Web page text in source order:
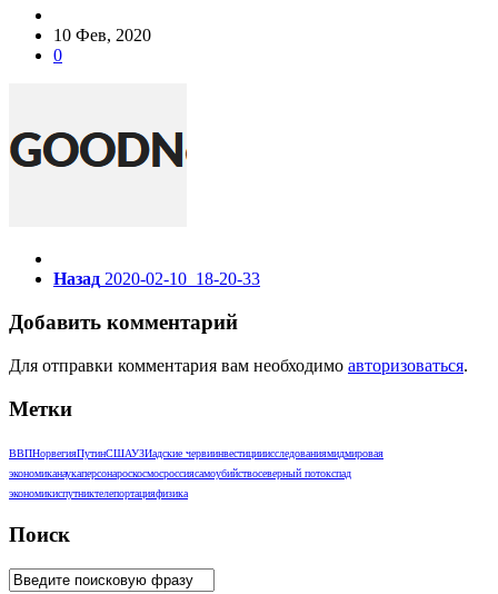
10 Фев, 2020
0
Назад 2020-02-10_18-20-33
Добавить комментарий
Для отправки комментария вам необходимо авторизоваться.
Метки
ВВПНорвегияПутинСШАУЗИадские червиинвестицииисследованиямидмировая
экономиканаукаперсонароскосмосроссиясамоубийствосеверный потокспад
экономикиспутниктелепортацияфизика
Поиск